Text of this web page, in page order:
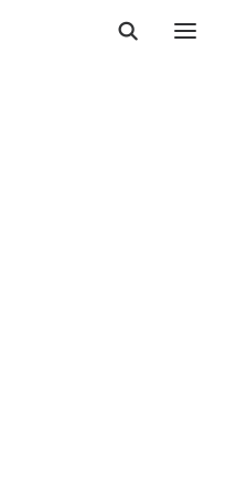
À JOUR
SELLER"